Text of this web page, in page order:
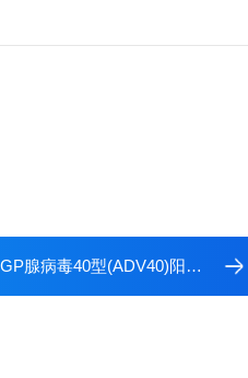
毒40型(ADV40)阳性质控品(粪基质)